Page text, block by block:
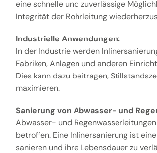
eine schnelle und zuverlässige
Integrität der Rohrleitung
Industrielle Anwendungen:
In der Industrie werden
Fabriken, Anlagen und anderen
Dies kann dazu beitragen,
maximieren.
Sanierung von Abwasser- und
Abwasser- und
betroffen. Eine Inlinersanierung ist
sanieren und ihre Lebensdauer zu